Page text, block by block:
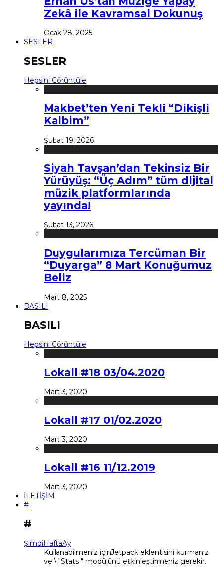
Zekâ ile Kavramsal Dokunuş
Ocak 28, 2025
SESLER
SESLER
Hepsini Görüntüle
Makbet’ten Yeni Tekli “Dikişli
Kalbim”
Şubat 19, 2026
Siyah Tavşan’dan Tekinsiz Bir
Yürüyüş: “Üç Adım” tüm dijital
müzik platformlarında
yayında!
Şubat 13, 2026
Duygularımıza Tercüman Bir
“Duyarga” 8 Mart Konuğumuz
Beliz
Mart 8, 2025
BASILI
BASILI
Hepsini Görüntüle
Lokall #18 03/04.2020
Mart 3, 2020
Lokall #17 01/02.2020
Mart 3, 2020
Lokall #16 11/12.2019
Mart 3, 2020
İLETİŞİM
#
#
ŞimdiHaftaAy
Kullanabilmeniz içinJetpack eklentisini kurmanız
ve \ "Stats " modülünü etkinleştirmeniz gerekir.